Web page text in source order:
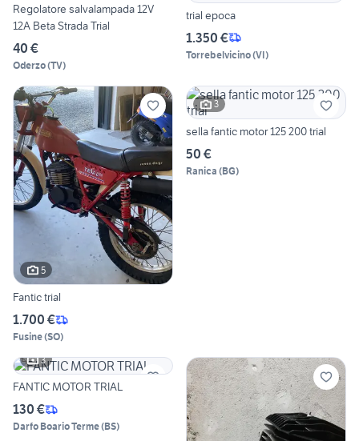
Regolatore salvalampada 12V
12A Beta Strada Trial
40 €
Oderzo(TV)
trial epoca
1.350 €
Torrebelvicino(VI)
5
Fantic trial
1.700 €
Fusine(SO)
3
sella fantic motor 125 200 trial
50 €
Ranica (BG)
3
FANTIC MOTOR TRIAL
130 €
Darfo Boario Terme(BS)